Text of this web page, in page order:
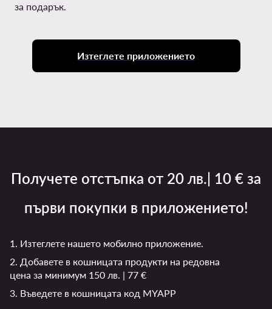
за подарък.
Изтеглете приложението
Получете отстъпка от 20 лв.| 10 € за
първи покупки в приложението!
1. Изтеглете нашето мобилно приложение.
2. Добавете в кошницата продукти на редовна
цена за минимум 150 лв. | 77 €
3. Въведете в кошницата код MYAPP